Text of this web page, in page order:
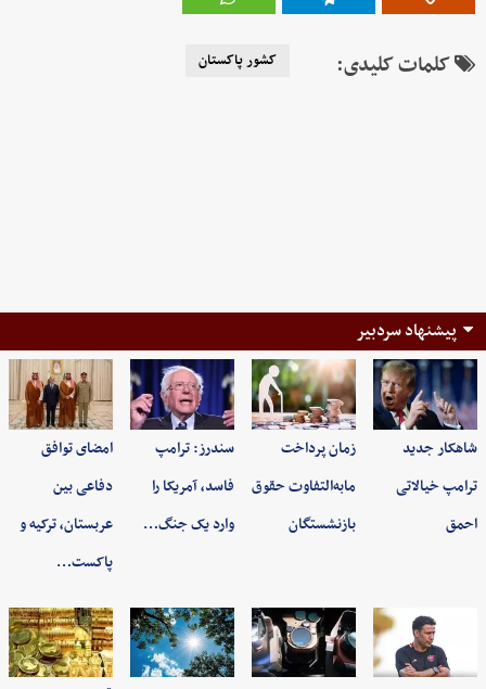
کلمات کلیدی: کشور پاکستان
پیشنهاد سردبیر
شاهکار جدید
ترامپ خیالاتی
احمق
زمان پرداخت
مابه‌التفاوت حقوق
بازنشستگان
سندرز: ترامپ
فاسد، آمریکا را
وارد یک جنگ…
امضای توافق
دفاعی بین
عربستان، ترکیه و
پاکست…